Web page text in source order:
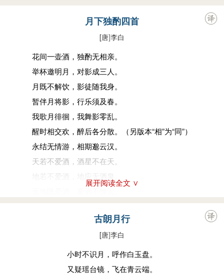
夕闻，听朔管之秋引。于是弦桐练响，音容选和，徘徊房露，惆
怅阳阿。声林虚籁，沦池灭波，情纡轸其何托，愬皓月而长歌。
美人迈兮音尘阙，隔千里兮共明月。
临风叹兮将焉歇，川路长兮不可越。
歌响未终，余景就毕，满堂变容，回遑如失。又称歌曰：
月既没兮露欲晞，岁方晏兮无与归。
佳期可以还，微霜沾人衣。
陈王曰：善。乃命执事，献寿羞璧，敬佩玉音，复之无斁。
月下独酌四首
[唐]李白
花间一壶酒，独酌无相亲。
举杯邀明月，对影成三人。
月既不解饮，影徒随我身。
暂伴月将影，行乐须及春。
我歌月徘徊，我舞影零乱。
醒时相交欢，醉后各分散。（另版本“相”为“同”）
永结无情游，相期邈云汉。
天若不爱酒，酒星不在天。
地若不爱酒，地应无酒泉。
贤圣既已饮，何必求神仙。
三杯通大道，一斗合自然。
但得酒中趣，勿为醒者传。
三月咸阳城，千花昼如锦。
展开阅读全文 ∨
古朗月行
[唐]李白
小时不识月，呼作白玉盘。
又疑瑶台镜，飞在青云端。